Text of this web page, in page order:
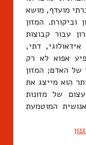
מועדף, מושא
וביקורת. המזון
עבור קבוצות
דתי,
אפוא לא רק
של האדם; המזון
הוא מייצג את
של מזונות
המוטמעת